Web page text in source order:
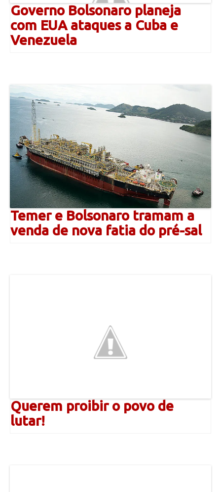
Governo Bolsonaro planeja
com EUA ataques a Cuba e
Venezuela
Temer e Bolsonaro tramam a
venda de nova fatia do pré-sal
Querem proibir o povo de
lutar!